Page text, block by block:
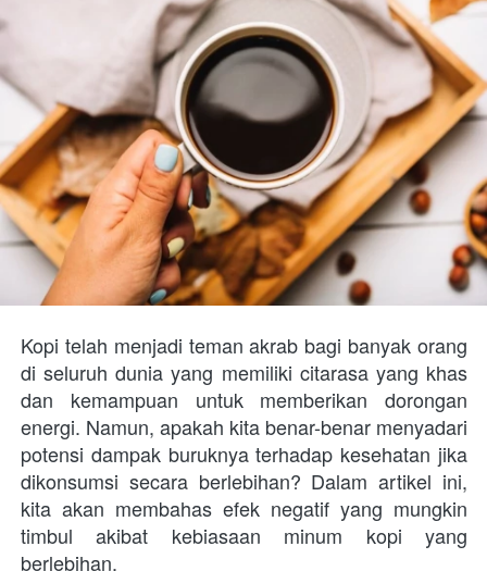
Kopi telah menjadi teman akrab bagi banyak orang
di seluruh dunia yang memiliki citarasa yang khas
dan kemampuan untuk memberikan dorongan
energi. Namun, apakah kita benar-benar menyadari
potensi dampak buruknya terhadap kesehatan jika
dikonsumsi secara berlebihan? Dalam artikel ini,
kita akan membahas efek negatif yang mungkin
timbul akibat kebiasaan minum kopi yang
berlebihan.